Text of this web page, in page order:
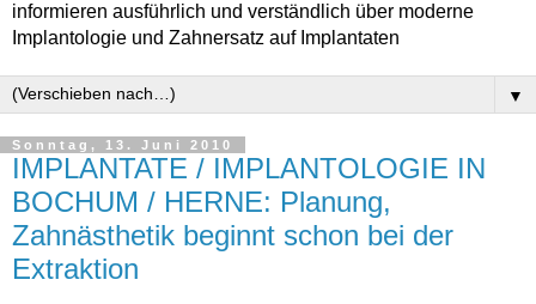
informieren ausführlich und verständlich über moderne
Implantologie und Zahnersatz auf Implantaten
▼
Sonntag, 13. Juni 2010
IMPLANTATE / IMPLANTOLOGIE IN
BOCHUM / HERNE: Planung,
Zahnästhetik beginnt schon bei der
Extraktion